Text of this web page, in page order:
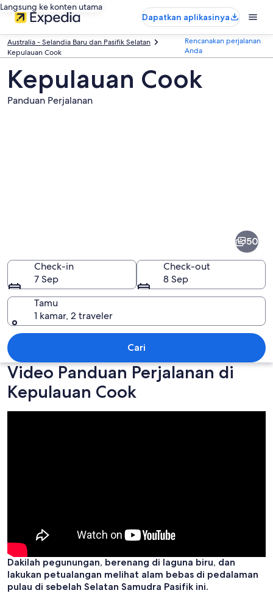
Langsung ke konten utama
Dapatkan aplikasinya
Australia - Selandia Baru dan Pasifik Selatan
Kepulauan Cook
Rencanakan perjalanan
Anda
Kepulauan Cook
Panduan Perjalanan
50
Check-in
7 Sep
Check-out
8 Sep
Tamu
1 kamar, 2 traveler
Cari
Video Panduan Perjalanan di
Kepulauan Cook
Dakilah pegunungan, berenang di laguna biru, dan
lakukan petualangan melihat alam bebas di pedalaman
pulau di sebelah Selatan Samudra Pasifik ini.